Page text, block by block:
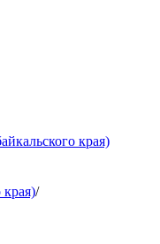
края)
/